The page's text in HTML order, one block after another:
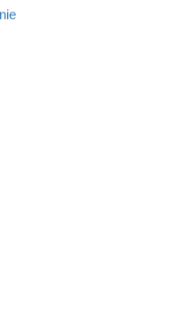
Di Ledro